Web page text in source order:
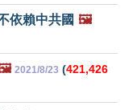
依賴中共國 🖼️
2021/8/23 (421,426